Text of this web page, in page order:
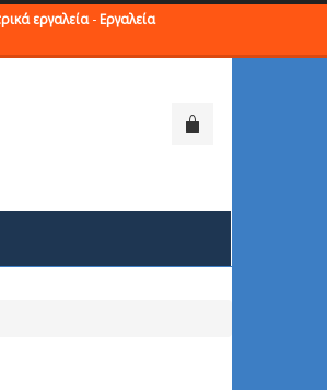
εργαλεία-Εργαλεία